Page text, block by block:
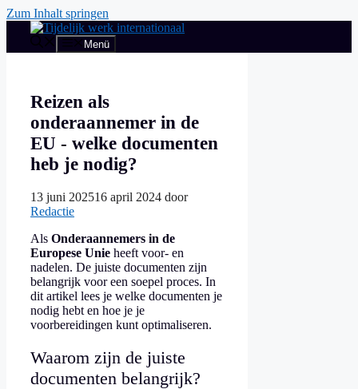
Zum Inhalt springen
Menü
Reizen als
onderaannemer in de
EU - welke documenten
heb je nodig?
13 juni 202516 april 2024 door
Redactie
Als Onderaannemers in de
Europese Unie heeft voor- en
nadelen. De juiste documenten zijn
belangrijk voor een soepel proces. In
dit artikel lees je welke documenten je
nodig hebt en hoe je je
voorbereidingen kunt optimaliseren.
Waarom zijn de juiste
documenten belangrijk?